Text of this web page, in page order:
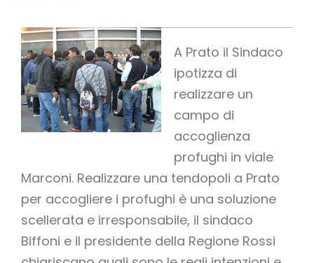
A Prato il Sindaco
ipotizza di
realizzare un
campo di
accoglienza
profughi in viale
Marconi. Realizzare una tendopoli a Prato
per accogliere i profughi è una soluzione
scellerata e irresponsabile, il sindaco
Biffoni e il presidente della Regione Rossi